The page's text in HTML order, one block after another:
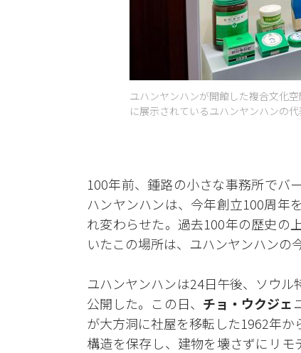
ユハンヤンハンが開館した複合文化空
に展示されているユハンヤンハンの
100年前、鍾路の小さな事務所でバ
ハンヤンハンは、今年創立100周年
れ変わらせた。過去100年の歴史の
いたこの場所は、ユハンヤンハンの
ユハンヤンハンは24日午後、ソウ
公開した。この日、 チョ・ウクジェ
が大方洞に社屋を移転した1962年
構造を保存し、建物を壊さずにリ